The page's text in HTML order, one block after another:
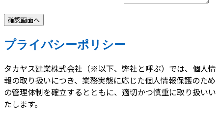
プライバシーポリシー
タカヤス建業株式会社（※以下、弊社と呼ぶ）では、個人情
報の取り扱いにつき、業務実態に応じた個人情報保護のため
の管理体制を確立するとともに、適切かつ慎重に取り扱いい
たします。